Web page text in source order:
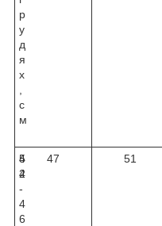
р
у
д
я
х
с
м
4
4
-
4
6
5
2
47 51